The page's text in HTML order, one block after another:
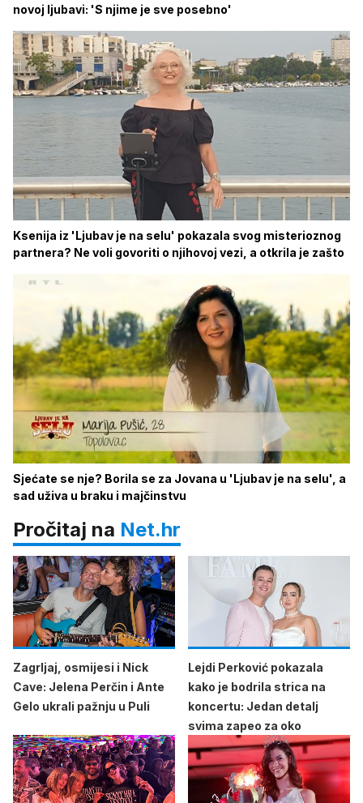
novoj ljubavi: 'S njime je sve posebno'
Ksenija iz 'Ljubav je na selu' pokazala svog misterioznog
partnera? Ne voli govoriti o njihovoj vezi, a otkrila je zašto
Sjećate se nje? Borila se za Jovana u 'Ljubav je na selu', a
sad uživa u braku i majčinstvu
Pročitaj na Net.hr
Zagrljaj, osmijesi i Nick
Cave: Jelena Perčin i Ante
Gelo ukrali pažnju u Puli
Lejdi Perković pokazala
kako je bodrila strica na
koncertu: Jedan detalj
svima zapeo za oko